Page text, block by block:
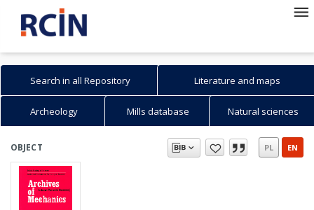
Search in all Repository Literature and maps
Archeology Mills database Natural sciences
OBJECT PL EN